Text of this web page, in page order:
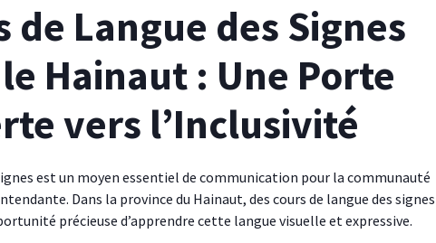
de Langue des Signes
Hainaut : Une Porte
vers l’Inclusivité
est un moyen essentiel de communication pour la communauté
Dans la province du Hainaut, des cours de langue des signes
précieuse d’apprendre cette langue visuelle et expressive.